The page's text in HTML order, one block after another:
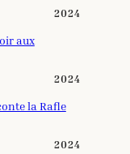
2024
aux
2024
la Rafle
2024